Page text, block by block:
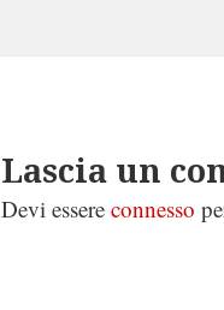
Lascia un
Devi essereconnesso